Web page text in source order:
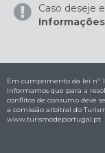
Caso deseje
Informações
Em cumprimento da lei nº
informamos que para a
conflitos de consumo deve
a comissão arbitral do
www.turismodeportugal.pt